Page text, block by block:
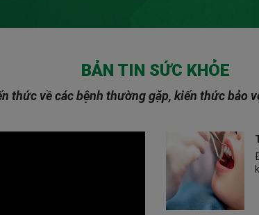
BẢN TIN SỨC KHỎE
thức về các bệnh thường gặp, kiến thức bảo